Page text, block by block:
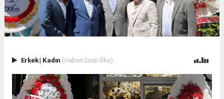
Erkek| Kadın (Haberi Sesli Oku)